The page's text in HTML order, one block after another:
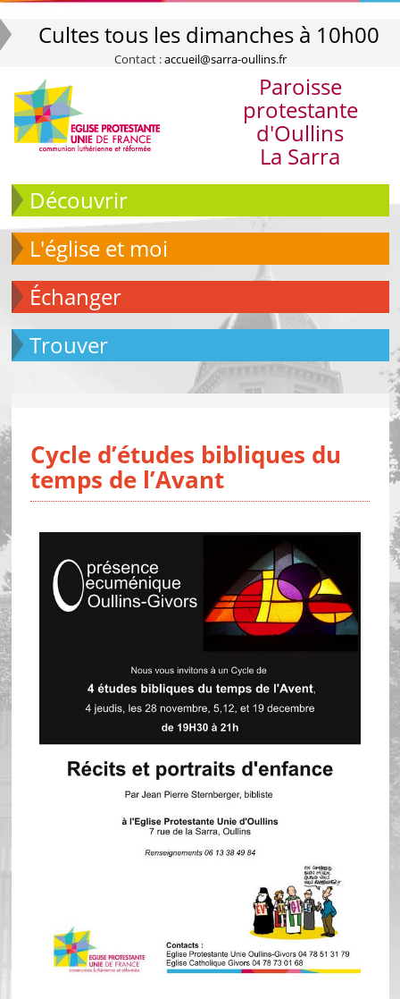
Cultes tous les dimanches à 10h00
Contact :accueil@sarra-oullins.fr
Paroisse
protestante
d'Oullins
La Sarra
Découvrir
L'église et moi
échanger
Trouver
Cycle d’études bibliques du
temps de l’Avant